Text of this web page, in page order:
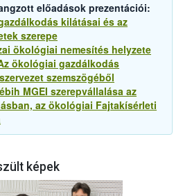
előadások prezentációi:
kilátásai és az
szerepe
ökológiai nemesítés helyzete
ökológiai gazdálkodás
szemszögéből
MGEI szerepvállalása az
az ökológiai Fajtakísérleti
képek